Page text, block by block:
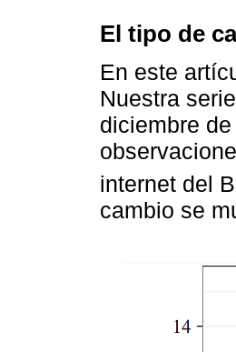
El tipo de
En este
Nuestra
diciembre
internet del
cambio se